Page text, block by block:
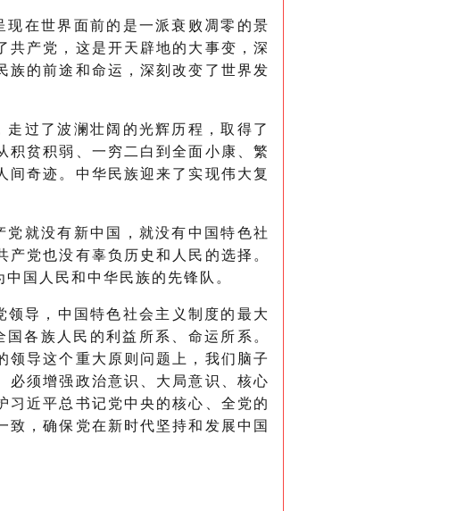
在世界面前的是一派衰败凋零的景
产党，这是开天辟地的大事变，深
族的前途和命运，深刻改变了世界发
过了波澜壮阔的光辉历程，取得了
贫积弱、一穷二白到全面小康、繁
奇迹。中华民族迎来了实现伟大复
就没有新中国，就没有中国特色社
党也没有辜负历史和人民的选择。
国人民和中华民族的先锋队。
领导，中国特色社会主义制度的最大
各族人民的利益所系、命运所系。
导这个重大原则问题上，我们脑子
必须增强政治意识、大局意识、核心
近平总书记党中央的核心、全党的
，确保党在新时代坚持和发展中国